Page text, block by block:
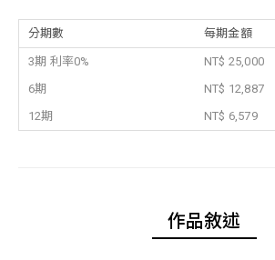
分期數 每期金額
3期 利率0%
NT$ 25,000
6期
NT$ 12,887
12期
NT$ 6,579
作品敘述